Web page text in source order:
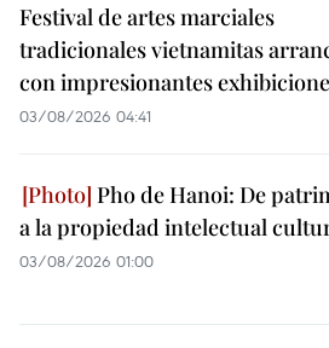
Festival de artes marciales
tradicionales vietnamitas
con impresionantes
03/08/2026 04:41
Pho de Hanoi: De
a la propiedad intelectual
03/08/2026 01:00